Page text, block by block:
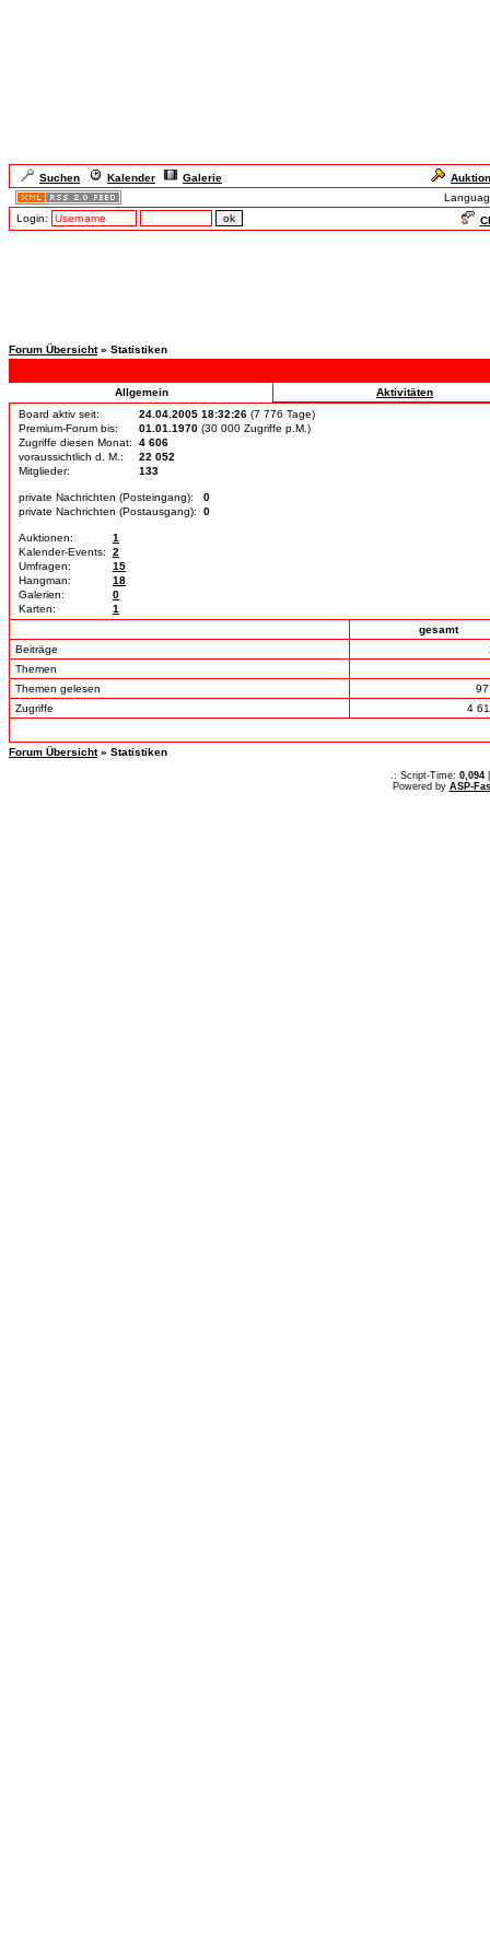
Suchen Kalender Galerie
Login:
Forum Übersicht» Statistiken
Allgemein
Aktivitäten
Board aktiv seit:
24.04.2005 18:32:26 (7 776 Tage)
Premium-Forum bis:
01.01.1970 (30 000 Zugriffe p.M.)
Zugriffe diesen Monat:
4 606
voraussichtlich d. M.:
22 052
Mitglieder:
133
private Nachrichten (Posteingang):
0
private Nachrichten (Postausgang):
0
Auktionen:
1
Kalender-Events:
2
Umfragen:
15
Hangman:
18
Galerien:
0
Karten:
1
gesamt
Beiträge
Themen
Themen gelesen
Zugriffe
4
Forum Übersicht» Statistiken
.: Script-Time: 0,094
Powered by ASP-